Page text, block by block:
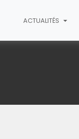
ACTUALITÉS